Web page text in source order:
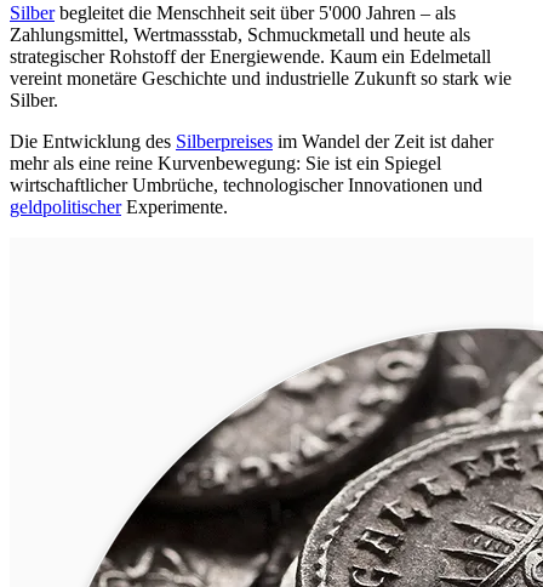
Silberbegleitet die Menschheit seit über 5'000 Jahren – als
Zahlungsmittel, Wertmassstab, Schmuckmetall und heute als
strategischer Rohstoff der Energiewende. Kaum ein Edelmetall
vereint monetäre Geschichte und industrielle Zukunft so stark wie
Silber.
Die Entwicklung des Silberpreises im Wandel der Zeit ist daher
mehr als eine reine Kurvenbewegung: Sie ist ein Spiegel
wirtschaftlicher Umbrüche, technologischer Innovationen und
geldpolitischerExperimente.